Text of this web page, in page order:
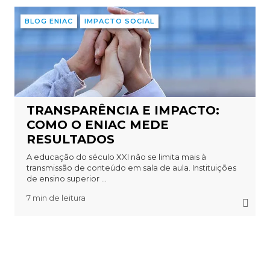
BLOG ENIAC IMPACTO SOCIAL
TRANSPARÊNCIA E IMPACTO:
COMO O ENIAC MEDE
RESULTADOS
A educação do século XXI não se limita mais à
transmissão de conteúdo em sala de aula. Instituições
de ensino superior ...
7 min de leitura